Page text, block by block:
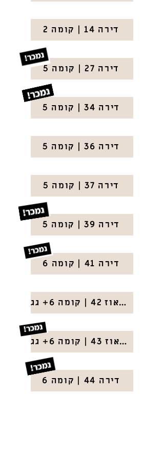
דירה 14 | קומה 2
דירה 27 | קומה 5
דירה 34 | קומה 5
דירה 36 | קומה 5
דירה 37 | קומה 5
דירה 39 | קומה 5
דירה 41 | קומה 6
פנטהאוז 42 | קומה 6+ גג
פנטהאוז 43 | קומה 6+ גג
דירה 44 | קומה 6